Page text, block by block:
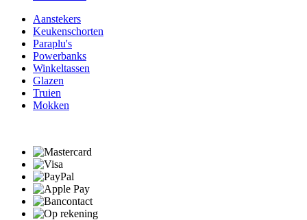
Aanstekers
Keukenschorten
Paraplu's
Powerbanks
Winkeltassen
Glazen
Truien
Mokken